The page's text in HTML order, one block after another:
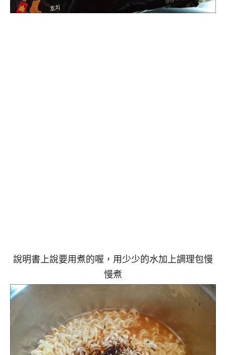
說明書上說要用煮的喔，用少少的水加上調理包慢
慢煮